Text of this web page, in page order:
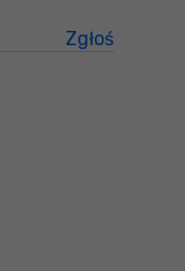
Zgłoś